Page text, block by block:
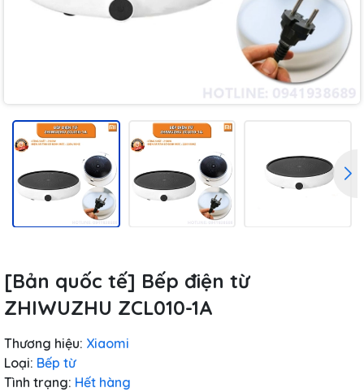
[Bản quốc tế] Bếp điện từ
ZHIWUZHU ZCL010-1A
Thương hiệu: Xiaomi
Loại: Bếp từ
Tình trạng: Hết hàng